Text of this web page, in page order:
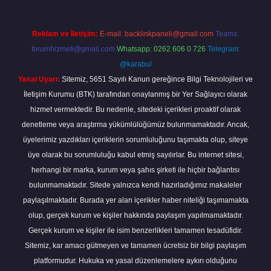
Reklam ve İletişim: E-mail: backlinkpaneli@gmail.com Teams:
forumhizmeti@gmail.com Whatsapp: 0262 606 0 726 Telegram:
@karabul
Yasal Uyarı: Sitemiz, 5651 Sayılı Kanun gereğince Bilgi Teknolojileri ve
İletişim Kurumu (BTK) tarafından onaylanmış bir Yer Sağlayıcı olarak
hizmet vermektedir. Bu nedenle, sitedeki içerikleri proaktif olarak
denetleme veya araştırma yükümlülüğümüz bulunmamaktadır. Ancak,
üyelerimiz yazdıkları içeriklerin sorumluluğunu taşımakta olup, siteye
üye olarak bu sorumluluğu kabul etmiş sayılırlar. Bu internet sitesi,
herhangi bir marka, kurum veya şahıs şirketi ile hiçbir bağlantısı
bulunmamaktadır. Sitede yalnızca kendi hazırladığımız makaleler
paylaşılmaktadır. Burada yer alan içerikler haber niteliği taşımamakta
olup, gerçek kurum ve kişiler hakkında paylaşım yapılmamaktadır.
Gerçek kurum ve kişiler ile isim benzerlikleri tamamen tesadüfidir.
Sitemiz, kar amacı gütmeyen ve tamamen ücretsiz bir bilgi paylaşım
platformudur. Hukuka ve yasal düzenlemelere aykırı olduğunu